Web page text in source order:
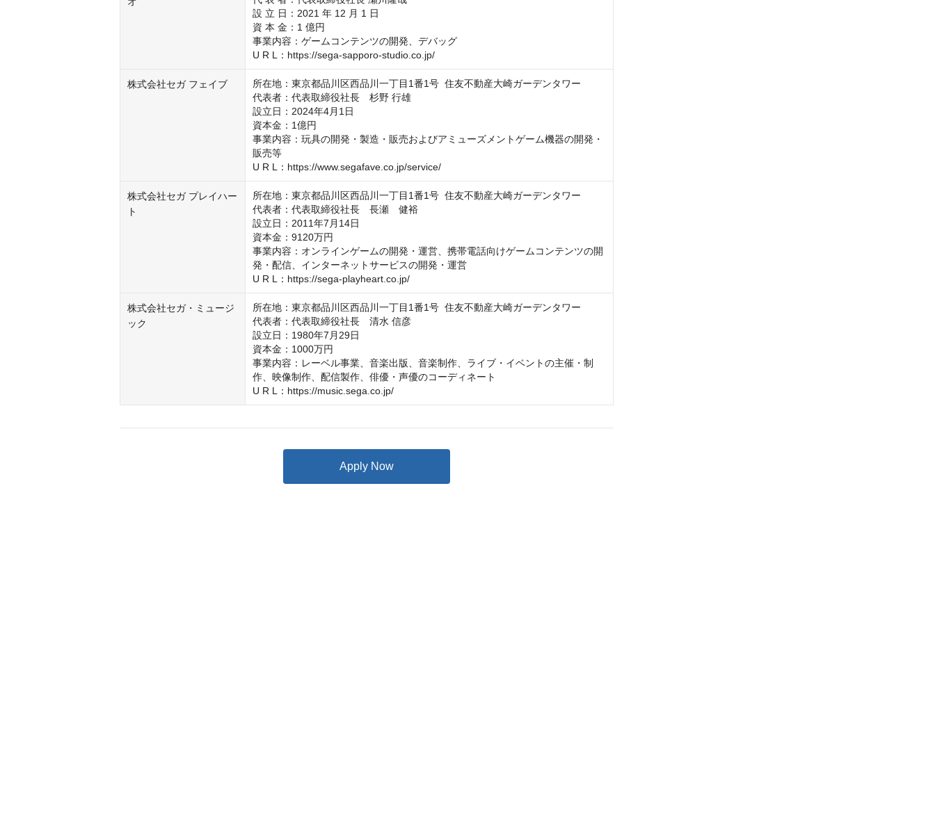
設 立 日：2021 年 12 月 1 日
資 本 金：1 億円
事業内容：ゲームコンテンツの開発、デバッグ
U R L：https://sega-sapporo-studio.co.jp/
株式会社セガ フェイブ
所在地：東京都品川区西品川一丁目1番1号  住友不動産大崎ガーデンタワー
代表者：代表取締役社長　杉野 行雄
設立日：2024年4月1日
資本金：1億円
事業内容：玩具の開発・製造・販売およびアミューズメントゲーム機器の開発・
販売等
U R L：https://www.segafave.co.jp/service/
株式会社セガ プレイハー
ト
所在地：東京都品川区西品川一丁目1番1号  住友不動産大崎ガーデンタワー
代表者：代表取締役社長　長瀬　健裕
設立日：2011年7月14日
資本金：9120万円
事業内容：オンラインゲームの開発・運営、携帯電話向けゲームコンテンツの開
発・配信、インターネットサービスの開発・運営
U R L：https://sega-playheart.co.jp/
株式会社セガ・ミュージ
ック
所在地：東京都品川区西品川一丁目1番1号  住友不動産大崎ガーデンタワー
代表者：代表取締役社長　清水 信彦
設立日：1980年7月29日
資本金：1000万円
事業内容：レーベル事業、音楽出版、音楽制作、ライブ・イベントの主催・制
作、映像制作、配信製作、俳優・声優のコーディネート
U R L：https://music.sega.co.jp/
Apply Now